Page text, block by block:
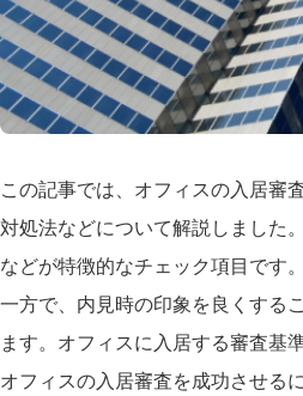
この記事では、オフィスの入居審
対処法などについて解説しました
などが特徴的なチェック項目です
一方で、内見時の印象を良くする
ます。オフィスに入居する審査基
オフィスの入居審査を成功させる